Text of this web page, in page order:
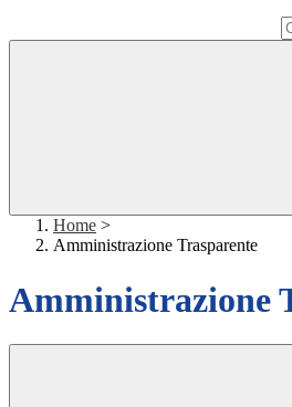
Home >
Amministrazione Trasparente
Amministrazione